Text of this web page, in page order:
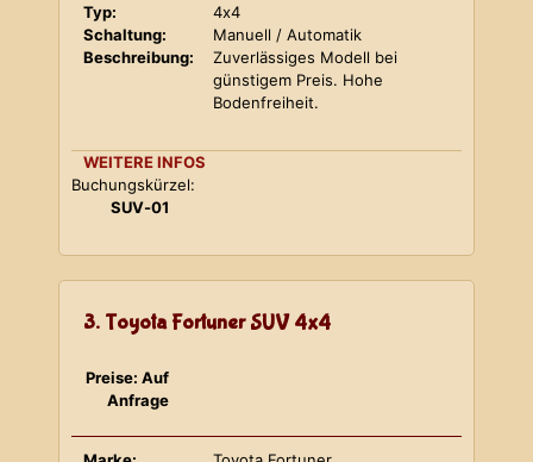
Typ:
4x4
Schaltung:
Manuell / Automatik
Beschreibung:
Zuverlässiges Modell bei
günstigem Preis. Hohe
Bodenfreiheit.
WEITERE INFOS
Buchungskürzel:
SUV-01
3. Toyota Fortuner SUV 4x4
Preise: Auf
Anfrage